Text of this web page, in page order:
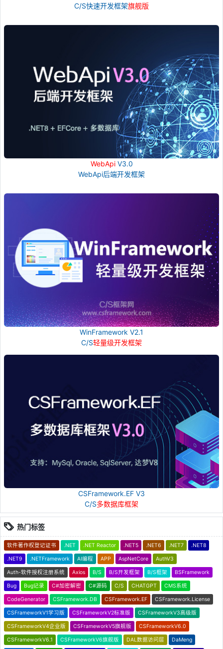
C/S快速开发框架旗舰版
WebApiV3.0
WebApi后端开发框架
WinFramework V2.1
C/S轻量级开发框架
CSFramework.EF V3
C/S多数据库框架
热门标签
软件著作权登记证书 .NET .NET Reactor .NET5 .NET6 .NET7 .NET8
.NET9 .NETFramework AI编程 APP AspNetCore AuthV3
Auth-软件授权注册系统 Axios B/S B/S开发框架 B/S框架 BSFramework
Bug Bug记录 C#加密解密 C#源码 C/S CHATGPT CMS系统
CodeGenerator CSFramework.DB CSFramework.EF CSFramework.License
CSFrameworkV1学习版 CSFrameworkV2标准版 CSFrameworkV3高级版
CSFrameworkV4企业版 CSFrameworkV5旗舰版 CSFrameworkV6.0
CSFrameworkV6.1 CSFrameworkV6旗舰版 DAL数据访问层 DaMeng